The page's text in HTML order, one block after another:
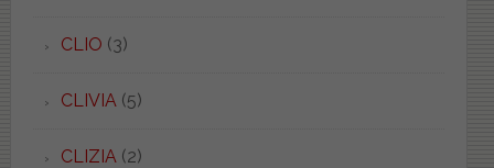
CLIO (3)
CLIVIA (5)
CLIZIA (2)